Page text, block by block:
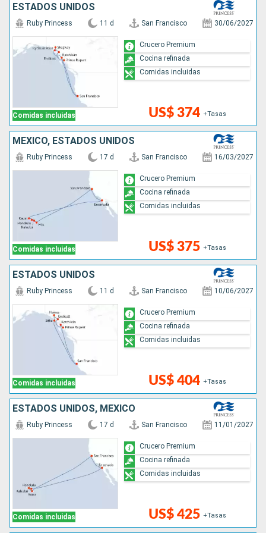
ESTADOS UNIDOS
Comidas incluidas
Ruby Princess 11 d San Francisco 30/06/2027
US$ 374 +Tasas
Crucero Premium
Cocina refinada
Comidas incluidas
MÉXICO, ESTADOS UNIDOS
Comidas incluidas
Ruby Princess 17 d San Francisco 16/03/2027
US$ 375 +Tasas
Crucero Premium
Cocina refinada
Comidas incluidas
ESTADOS UNIDOS
Comidas incluidas
Ruby Princess 11 d San Francisco 10/06/2027
US$ 404 +Tasas
Crucero Premium
Cocina refinada
Comidas incluidas
ESTADOS UNIDOS, MÉXICO
Comidas incluidas
Ruby Princess 17 d San Francisco 11/01/2027
US$ 425 +Tasas
Crucero Premium
Cocina refinada
Comidas incluidas